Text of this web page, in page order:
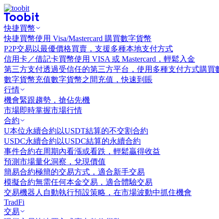
快捷買幣
快捷買幣使用 Visa/Mastercard 購買數字貨幣
P2P交易 以最優價格買賣，支援多種本地支付方式
信用卡／借記卡買幣使用 VISA 或 Mastercard，輕鬆入金
第三方支付透過受信任的第三方平台，使用多種支付方式購買
數字貨幣充值數字貨幣之間充值，快速到賬
行情
機會緊跟趨勢，搶佔先機
市場即時掌握市場行情
合約
U本位永續合約 以USDT結算的不交割合約
USDC永續合約 以USDC結算的永續合約
事件合約在周期內看漲或看跌，輕鬆贏得收益
預測市場量化洞察，兌現價值
簡易合約極簡的交易方式，適合新手交易
模擬合約無需任何本金交易，適合體驗交易
交易機器人 自動執行預設策略，在市場波動中抓住機會
TradFi
交易